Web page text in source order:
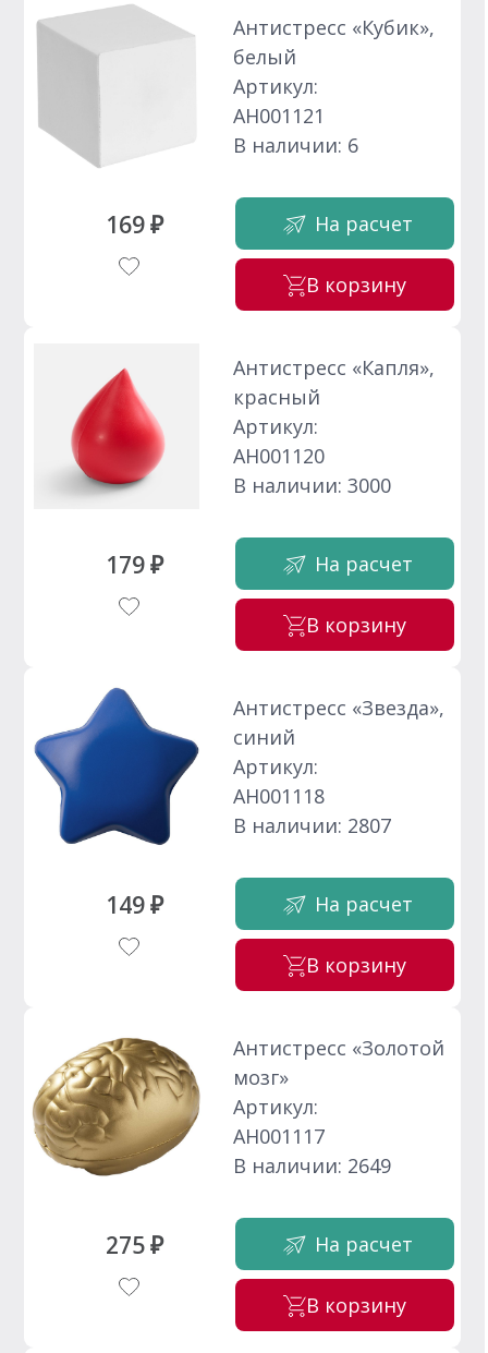
169 ₽
Антистресс «Кубик»,
белый
Артикул:
АН001121
В наличии: 6
На расчет
В корзину
179 ₽
Антистресс «Капля»,
красный
Артикул:
АН001120
В наличии: 3000
На расчет
В корзину
149 ₽
Антистресс «Звезда»,
синий
Артикул:
АН001118
В наличии: 2807
На расчет
В корзину
275 ₽
Антистресс «Золотой
мозг»
Артикул:
АН001117
В наличии: 2649
На расчет
В корзину